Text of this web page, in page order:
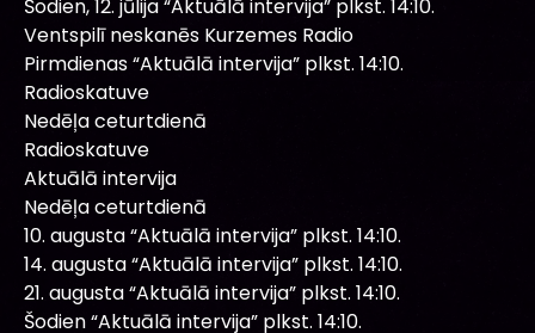
Šodien, 12. jūlija “Aktuālā intervija” plkst. 14:10.
Ventspilī neskanēs Kurzemes Radio
Pirmdienas “Aktuālā intervija” plkst. 14:10.
Radioskatuve
Nedēļa ceturtdienā
Radioskatuve
Aktuālā intervija
Nedēļa ceturtdienā
10. augusta “Aktuālā intervija” plkst. 14:10.
14. augusta “Aktuālā intervija” plkst. 14:10.
21. augusta “Aktuālā intervija” plkst. 14:10.
Šodien “Aktuālā intervija” plkst. 14:10.